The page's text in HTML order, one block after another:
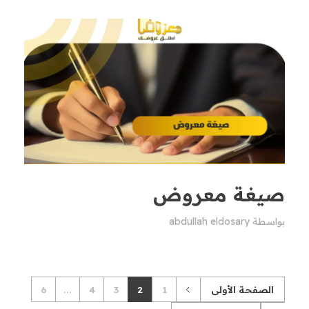
صيغة معروض
بواسطة abdullah eldosary
الصفحة الأولى 1
2
3
4
...
6